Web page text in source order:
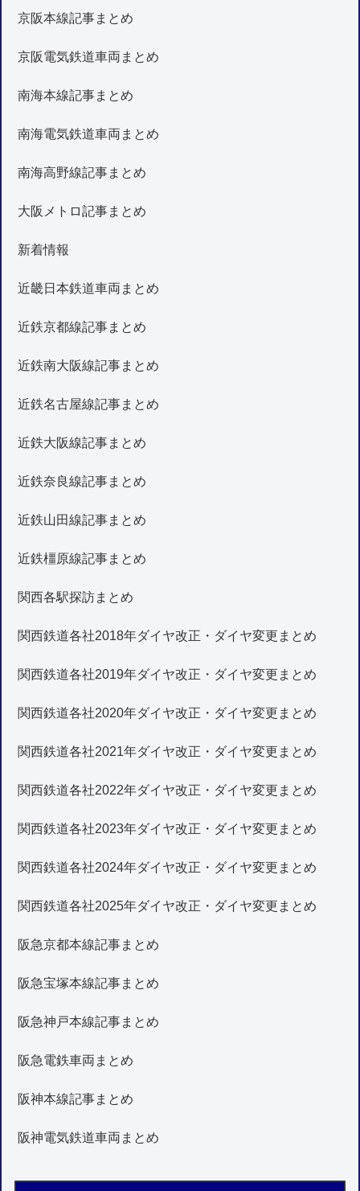
京阪本線記事まとめ
京阪電気鉄道車両まとめ
南海本線記事まとめ
南海電気鉄道車両まとめ
南海高野線記事まとめ
大阪メトロ記事まとめ
新着情報
近畿日本鉄道車両まとめ
近鉄京都線記事まとめ
近鉄南大阪線記事まとめ
近鉄名古屋線記事まとめ
近鉄大阪線記事まとめ
近鉄奈良線記事まとめ
近鉄山田線記事まとめ
近鉄橿原線記事まとめ
関西各駅探訪まとめ
関西鉄道各社2018年ダイヤ改正・ダイヤ変更まとめ
関西鉄道各社2019年ダイヤ改正・ダイヤ変更まとめ
関西鉄道各社2020年ダイヤ改正・ダイヤ変更まとめ
関西鉄道各社2021年ダイヤ改正・ダイヤ変更まとめ
関西鉄道各社2022年ダイヤ改正・ダイヤ変更まとめ
関西鉄道各社2023年ダイヤ改正・ダイヤ変更まとめ
関西鉄道各社2024年ダイヤ改正・ダイヤ変更まとめ
関西鉄道各社2025年ダイヤ改正・ダイヤ変更まとめ
阪急京都本線記事まとめ
阪急宝塚本線記事まとめ
阪急神戸本線記事まとめ
阪急電鉄車両まとめ
阪神本線記事まとめ
阪神電気鉄道車両まとめ